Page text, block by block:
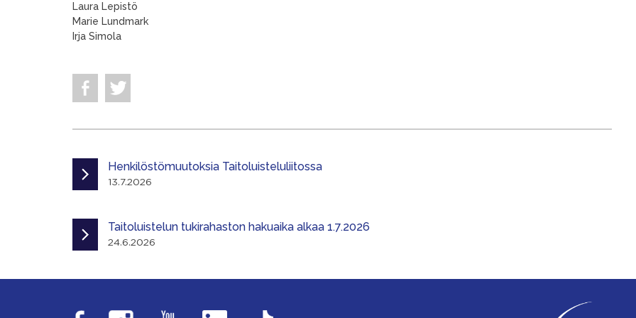
Laura Lepistö
Marie Lundmark
Irja Simola
Henkilöstömuutoksia Taitoluisteluliitossa
13.7.2026
Taitoluistelun tukirahaston hakuaika alkaa 1.7.2026
24.6.2026